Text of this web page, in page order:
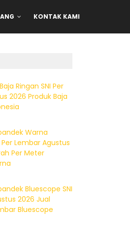
KONTAK KAMI
Ringan SNI Per
2026 Produk Baja
Warna
Lembar Agustus
Per Meter
Bluescope SNI
2026 Jual
Bluescope